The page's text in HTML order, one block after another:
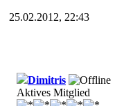
25.02.2012, 22:43
Dimitris
Aktives Mitglied